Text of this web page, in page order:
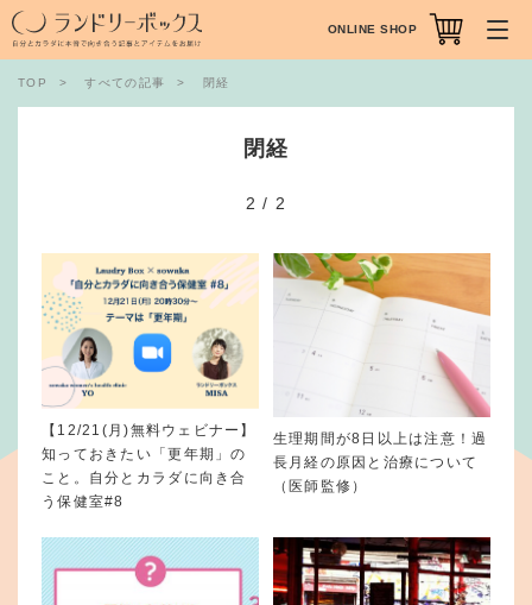
TOP すべての記事 閉経
閉経
2 / 2
【12/21(月)無料ウェビナー】
知っておきたい「更年期」の
こと。自分とカラダに向き合
う保健室#8
生理期間が8日以上は注意！過
長月経の原因と治療について
（医師監修）
ONLINE SHOP